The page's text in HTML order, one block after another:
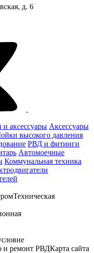
д. 6
и аксессуары Аксессуары
высокого давления
РВД и фитинги
Автомоечные
Коммунальная техника
Техническая
и ремонт РВДКарта сайта